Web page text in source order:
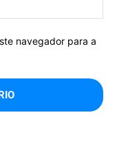
navegador para a